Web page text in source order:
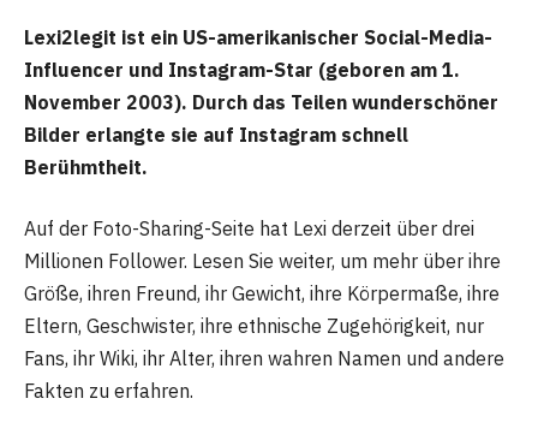
Lexi2legit ist ein US-amerikanischer Social-Media-
Influencer und Instagram-Star (geboren am 1.
November 2003). Durch das Teilen wunderschöner
Bilder erlangte sie auf Instagram schnell
Berühmtheit.
Auf der Foto-Sharing-Seite hat Lexi derzeit über drei
Millionen Follower. Lesen Sie weiter, um mehr über ihre
Größe, ihren Freund, ihr Gewicht, ihre Körpermaße, ihre
Eltern, Geschwister, ihre ethnische Zugehörigkeit, nur
Fans, ihr Wiki, ihr Alter, ihren wahren Namen und andere
Fakten zu erfahren.